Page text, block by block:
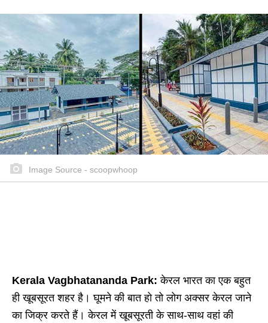
Image Source - scoopwhoop
Kerala Vagbhatananda Park: केरल भारत का एक बहुत
ही खूबसूरत शहर है। घूमने की बात हो तो लोग अक्सर केरल जाने
का जिक्र करते हैं। केरल में खूबसूरती के साथ-साथ वहां की